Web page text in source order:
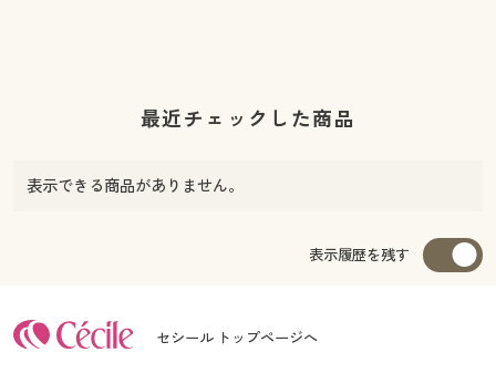
最近チェックした商品
表示できる商品がありません。
表示履歴を残す
セシール トップページへ